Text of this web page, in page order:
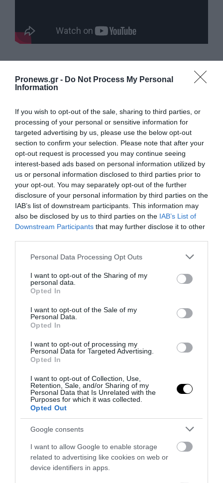
Pronews.gr - Do Not Process My Personal
Information
If you wish to opt-out of the sale, sharing to third parties, or
processing of your personal or sensitive information for
targeted advertising by us, please use the below opt-out
section to confirm your selection. Please note that after your
opt-out request is processed you may continue seeing
interest-based ads based on personal information utilized by
us or personal information disclosed to third parties prior to
your opt-out. You may separately opt-out of the further
disclosure of your personal information by third parties on the
IAB’s list of downstream participants. This information may
also be disclosed by us to third parties on the IAB’s List of
Downstream Participants that may further disclose it to other
Please note that this website/app uses one or more Google
not limited to your visit or usage behaviour. You may click to
grant or deny consent to Google and its third-party tags to
use your data for below specified purposes in below Google
consent section.
Personal Data Processing Opt Outs
I want to opt-out of the Sharing of my
personal data.
Opted In
I want to opt-out of the Sale of my
Personal Data.
Opted In
I want to opt-out of processing my
Personal Data for Targeted Advertising.
Opted In
I want to opt-out of Collection, Use,
Retention, Sale, and/or Sharing of my
Personal Data that Is Unrelated with the
Purposes for which it was collected.
Opted Out
Google consents
I want to allow Google to enable storage
related to advertising like cookies on web or
device identifiers in apps.
ΥΠ.ΕΞ.
PRONEWS.GR /ΥΠ.ΕΞ.
επιθέσεις στην Ουκρανία και τη
παραβίαση των συνόρων της Πολωνίας
ΤΕΛΕΥΤΑΙΕΣ ΕΙΔΗΣΕΙΣ